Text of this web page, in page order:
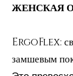
ЖЕНСКАЯ
ErgoFlex:
замшевым